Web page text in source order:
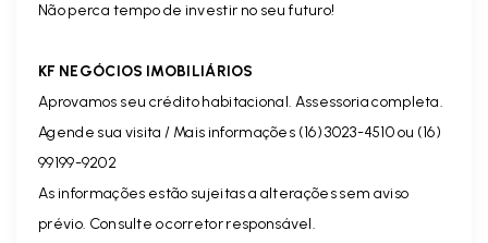
Não perca tempo de investir no seu futuro!
KF NEGÓCIOS IMOBILIÁRIOS
Aprovamos seu crédito habitacional. Assessoria completa.
Agende sua visita / Mais informações (16) 3023-4510 ou (16)
99199-9202
As informações estão sujeitas a alterações sem aviso
prévio. Consulte o corretor responsável.